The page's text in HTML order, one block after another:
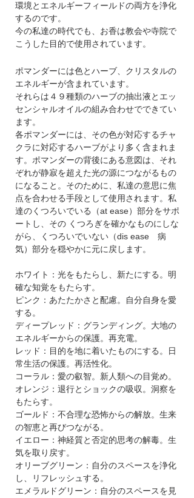
環境とエネルギーフィールドの両方を浄化
するのです。
今の私達の時代でも、お香は教会や寺院で
こうした目的で使用されています。
ポマンダーには色とハーブ、クリスタルの
エネルギーが含まれています。
それらは４９種類のハーブの抽出液とエッ
センシャルオイルの組み合わせでできてい
ます。
各ポマンダーには、その色が対応するチャ
クラに対応するハーブがより多く含まれま
す。ポマンダーの背後にある意図は、それ
ぞれが静寂を超えた光の源につながるもの
になること。そのために、私達の意思に焦
点を合わせる手段として使用されます。私
達のくつろいでいる（at ease）部分をサポ
ートし、その くつろぎを確かなものにしな
がら、くつろいでいない（dis ease 病
気）部分を穏やかに元に戻します。
ホワイト：光をもたらし、新たにする。明
確な知覚をもたらす。
ピンク：あたたかさと配慮。自分自身を愛
する。
ディープレッド：グランディング。大地の
エネルギーからの保護。再充電。
レッド：目的を地に着いたものにする。日
常生活の保護。再活性化。
コーラル：愛の叡智。新人類への目覚め。
オレンジ：退行とショックの吸収。洞察を
もたらす。
ゴールド：不合理な恐怖からの解放。生来
の智恵と再びつながる。
イエロー：神経質と否定的思考の解毒。生
気を取り戻す。
オリーブグリーン：自分のスペースを浄化
し、リフレッシュする。
エメラルドグリーン：自分のスペースを見